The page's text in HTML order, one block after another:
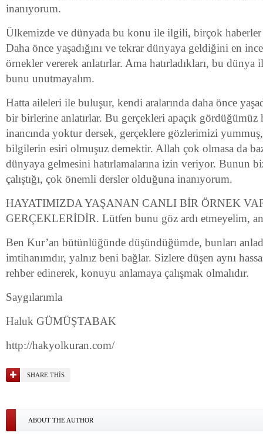
inanıyorum.
Ülkemizde ve dünyada bu konu ile ilgili, birçok
Daha önce yaşadığını ve tekrar dünyaya geldiğini en
örnekler vererek anlatırlar. Ama hatırladıkları, bu dünya
bunu unutmayalım.
Hatta aileleri ile buluşur, kendi aralarında daha önce
bir birlerine anlatırlar. Bu gerçekleri apaçık gördüğümüz
inancında yoktur dersek, gerçeklere gözlerimizi yummuş,
bilgilerin esiri olmuşuz demektir. Allah çok olmasa da
dünyaya gelmesini hatırlamalarına izin veriyor. Bunun
çalıştığı, çok önemli dersler olduğuna inanıyorum.
HAYATIMIZDA YAŞANAN CANLI BİR ÖRNEK
GERÇEKLERİDİR. Lütfen bunu göz ardı etmeyelim,
Ben Kur’an bütünlüğünde düşündüğümde, bunları
imtihanımdır, yalnız beni bağlar. Sizlere düşen aynı
rehber edinerek, konuyu anlamaya çalışmak olmalıdır.
Saygılarımla
Haluk GÜMÜŞTABAK
http://hakyolkuran.com/
SHARE THIS
ABOUT THE AUTHOR